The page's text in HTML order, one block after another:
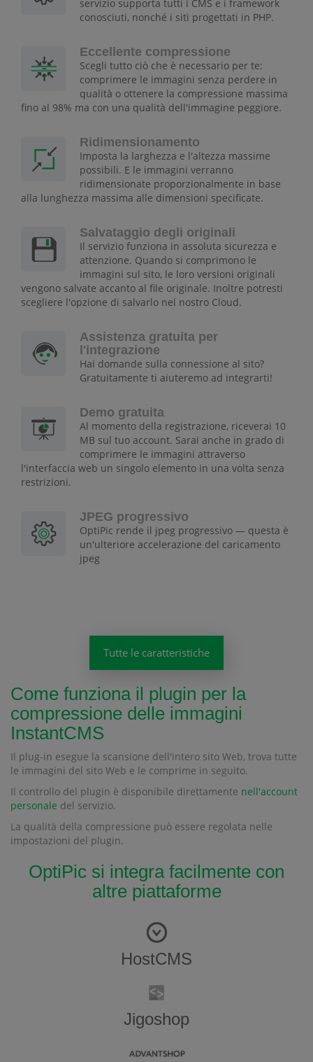
servizio supporta tutti i CMS e i framework
conosciuti, nonché i siti progettati in PHP.
Eccellente compressione
Scegli tutto ciò che è necessario per te:
comprimere le immagini senza perdere in
qualità o ottenere la compressione massima
fino al 98% ma con una qualità dell'immagine peggiore.
Ridimensionamento
Imposta la larghezza e l'altezza massime
possibili. E le immagini verranno
ridimensionate proporzionalmente in base
alla lunghezza massima alle dimensioni specificate.
Salvataggio degli originali
Il servizio funziona in assoluta sicurezza e
attenzione. Quando si comprimono le
immagini sul sito, le loro versioni originali
vengono salvate accanto al file originale. Inoltre potresti
scegliere l'opzione di salvarlo nel nostro Cloud.
Assistenza gratuita per
l'integrazione
Hai domande sulla connessione al sito?
Gratuitamente ti aiuteremo ad integrarti!
Demo gratuita
Al momento della registrazione, riceverai 10
MB sul tuo account. Sarai anche in grado di
comprimere le immagini attraverso
l'interfaccia web un singolo elemento in una volta senza
restrizioni.
JPEG progressivo
OptiPic rende il jpeg progressivo — questa è
un'ulteriore accelerazione del caricamento
jpeg
Tutte le caratteristiche
Come funziona il plugin per la
compressione delle immagini
InstantCMS
Il plug-in esegue la scansione dell'intero sito Web, trova tutte
le immagini del sito Web e le comprime in seguito.
Il controllo del plugin è disponibile direttamente nell'account
personale del servizio.
La qualità della compressione può essere regolata nelle
impostazioni del plugin.
OptiPic si integra facilmente con
altre piattaforme
HostCMS
Jigoshop